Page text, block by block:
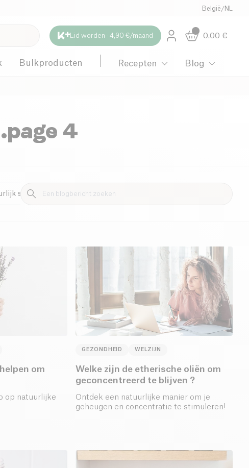
België /NL
Lid worden · 4,90 €/maand 0.00 €
Bulkproducten Recepten Blog
4
schoonmaken
om
op natuurlijke
GEZONDHEID WELZIJN
Welke zijn de etherische oliën om
geconcentreerd te blijven ?
Ontdek een natuurlijke manier om je
geheugen en concentratie te stimuleren!